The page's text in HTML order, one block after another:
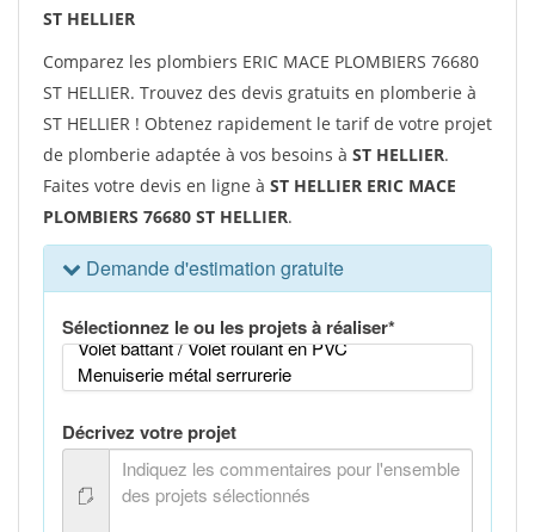
ST HELLIER
Comparez les plombiers ERIC MACE PLOMBIERS 76680
ST HELLIER. Trouvez des devis gratuits en plomberie à
ST HELLIER ! Obtenez rapidement le tarif de votre projet
de plomberie adaptée à vos besoins à ST HELLIER.
Faites votre devis en ligne à ST HELLIER ERIC MACE
PLOMBIERS 76680 ST HELLIER.